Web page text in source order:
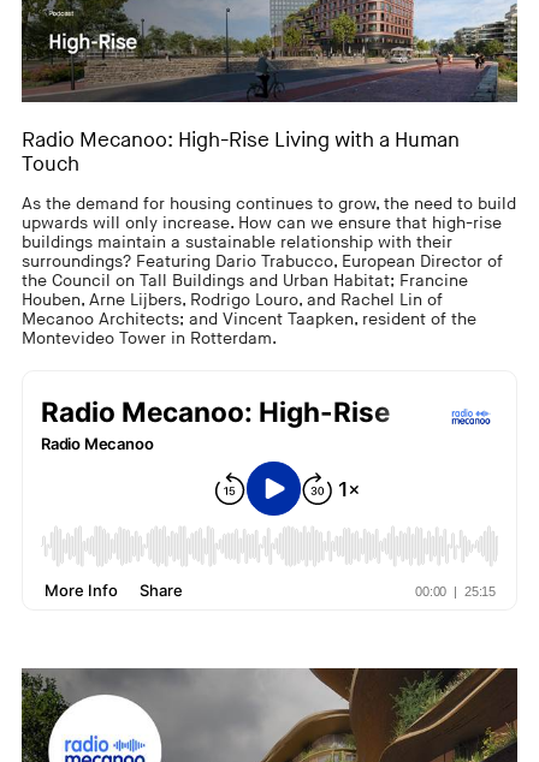
Radio Mecanoo: High-Rise Living with a Human
Touch
As the demand for housing continues to grow, the need to build
upwards will only increase. How can we ensure that high-rise
buildings maintain a sustainable relationship with their
surroundings? Featuring Dario Trabucco, European Director of
the Council on Tall Buildings and Urban Habitat; Francine
Houben, Arne Lijbers, Rodrigo Louro, and Rachel Lin of
Mecanoo Architects; and Vincent Taapken, resident of the
Montevideo Tower in Rotterdam.